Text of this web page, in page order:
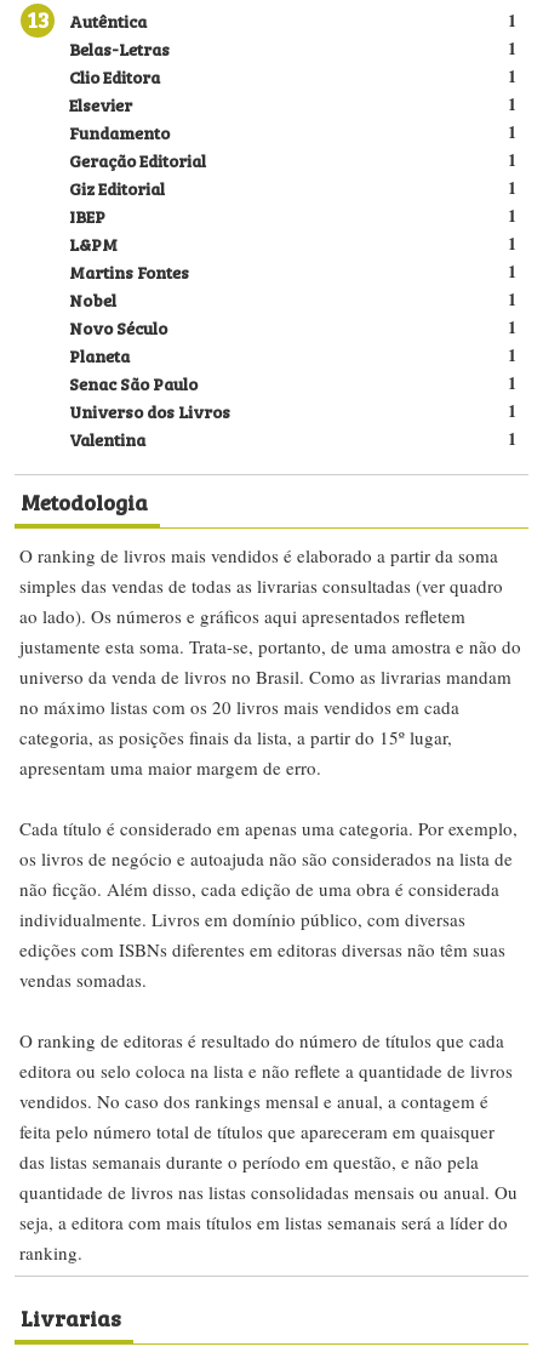
13 1
Autêntica
1
Belas-Letras
1
Clio Editora
1
Elsevier
1
Fundamento
1
Geração Editorial
1
Giz Editorial
1
IBEP
1
L&PM
1
Martins Fontes
1
Nobel
1
Novo Século
1
Planeta
1
Senac São Paulo
1
Universo dos Livros
1
Valentina
Metodologia
O ranking de livros mais vendidos é elaborado a partir da soma
simples das vendas de todas as livrarias consultadas (ver quadro
ao lado). Os números e gráficos aqui apresentados refletem
justamente esta soma. Trata-se, portanto, de uma amostra e não do
universo da venda de livros no Brasil. Como as livrarias mandam
no máximo listas com os 20 livros mais vendidos em cada
categoria, as posições finais da lista, a partir do 15º lugar,
apresentam uma maior margem de erro.
Cada título é considerado em apenas uma categoria. Por exemplo,
os livros de negócio e autoajuda não são considerados na lista de
não ficção. Além disso, cada edição de uma obra é considerada
individualmente. Livros em domínio público, com diversas
edições com ISBNs diferentes em editoras diversas não têm suas
vendas somadas.
O ranking de editoras é resultado do número de títulos que cada
editora ou selo coloca na lista e não reflete a quantidade de livros
vendidos. No caso dos rankings mensal e anual, a contagem é
feita pelo número total de títulos que apareceram em quaisquer
das listas semanais durante o período em questão, e não pela
quantidade de livros nas listas consolidadas mensais ou anual. Ou
seja, a editora com mais títulos em listas semanais será a líder do
ranking.
Livrarias